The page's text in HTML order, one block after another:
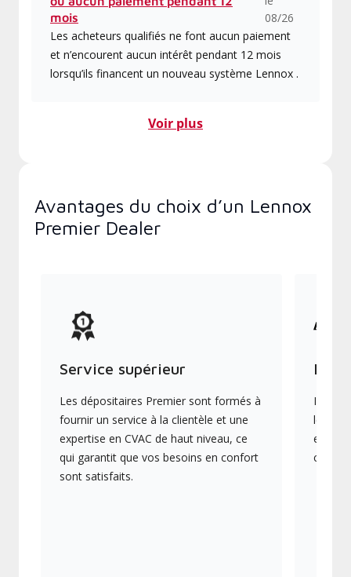
mois
08/26
Les acheteurs qualifiés ne font aucun paiement
et n’encourent aucun intérêt pendant 12 mois
lorsqu’ils financent un nouveau système Lennox .
Voir plus
Avantages du choix d’un Lennox
Premier Dealer
Service supérieur
Les dépositaires Premier sont formés à
fournir un service à la clientèle et une
expertise en CVAC de haut niveau, ce
qui garantit que vos besoins en confort
sont satisfaits.
Ils
les
en